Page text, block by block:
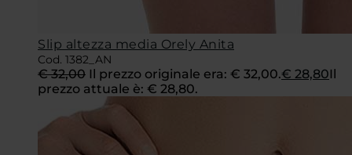
Slip altezza media Orely Anita
Cod. 1382_AN
€32,00 Il prezzo originale era: € 32,00.€ 28,80Il
prezzo attuale è: € 28,80.